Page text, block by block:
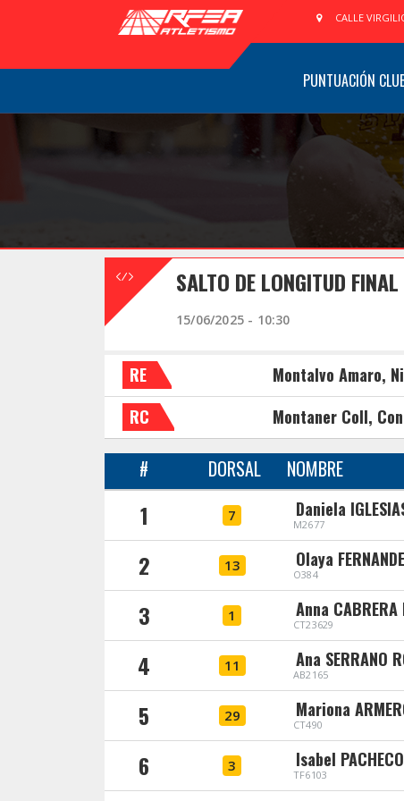
CALLE
PUNTUACIÓN
SALTO DE LONGITUD FINAL
15/06/2025 - 10:30
RE Montalvo Amaro,
RC Montaner Coll,
# DORSAL NOMBRE
1 7 Daniela
M2677
2 13 Olaya
O384
3 1 Anna CABRERA
CT23629
4 11 Ana SERRANO
AB2165
5 29 Mariona
CT490
6 3 Isabel
TF6103